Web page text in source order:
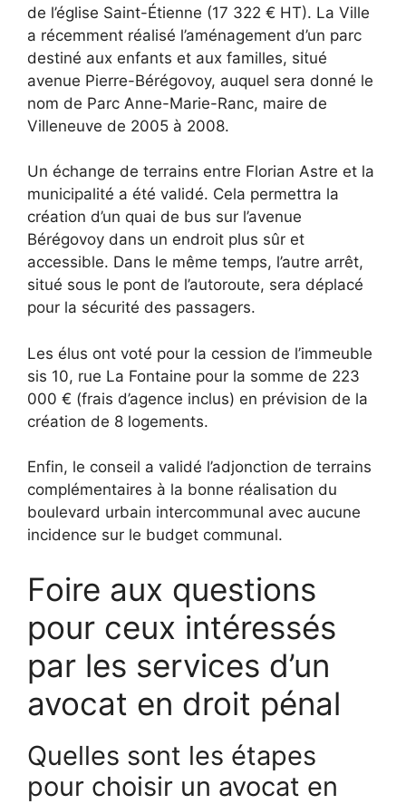
de l’église Saint-Étienne (17 322 € HT). La Ville
a récemment réalisé l’aménagement d’un parc
destiné aux enfants et aux familles, situé
avenue Pierre-Bérégovoy, auquel sera donné le
nom de Parc Anne-Marie-Ranc, maire de
Villeneuve de 2005 à 2008.
Un échange de terrains entre Florian Astre et la
municipalité a été validé. Cela permettra la
création d’un quai de bus sur l’avenue
Bérégovoy dans un endroit plus sûr et
accessible. Dans le même temps, l’autre arrêt,
situé sous le pont de l’autoroute, sera déplacé
pour la sécurité des passagers.
Les élus ont voté pour la cession de l’immeuble
sis 10, rue La Fontaine pour la somme de 223
000 € (frais d’agence inclus) en prévision de la
création de 8 logements.
Enfin, le conseil a validé l’adjonction de terrains
complémentaires à la bonne réalisation du
boulevard urbain intercommunal avec aucune
incidence sur le budget communal.
Foire aux questions
pour ceux intéressés
par les services d’un
avocat en droit pénal
Quelles sont les étapes
pour choisir un avocat en